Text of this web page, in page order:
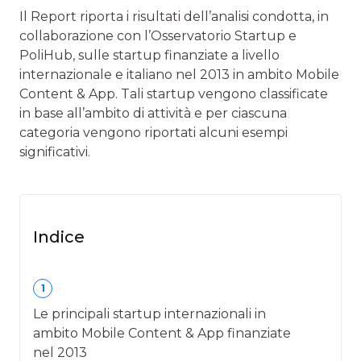
Il Report riporta i risultati dell’analisi condotta, in
collaborazione con l’Osservatorio Startup e
PoliHub, sulle startup finanziate a livello
internazionale e italiano nel 2013 in ambito Mobile
Content & App. Tali startup vengono classificate
in base all’ambito di attività e per ciascuna
categoria vengono riportati alcuni esempi
significativi.
Indice
1
Le principali startup internazionali in
ambito Mobile Content & App finanziate
nel 2013